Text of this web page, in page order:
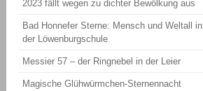
2023 fällt wegen zu dichter Bewölkung aus
Bad Honnefer Sterne: Mensch und Weltall in
der Löwenburgschule
Messier 57 – der Ringnebel in der Leier
Magische Glühwürmchen-Sternennacht